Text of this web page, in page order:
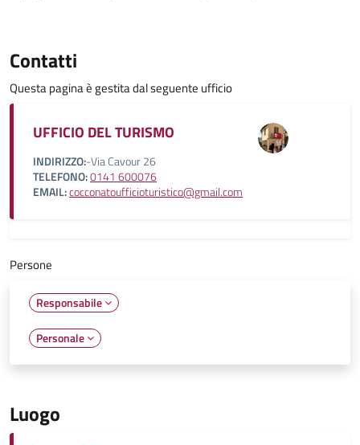
Contatti
Questa pagina è gestita dal seguente ufficio
UFFICIO DEL TURISMO
INDIRIZZO:-Via Cavour 26
TELEFONO:0141 600076
EMAIL:cocconatoufficioturistico@gmail.com
Persone
Responsabile
Personale
Luogo